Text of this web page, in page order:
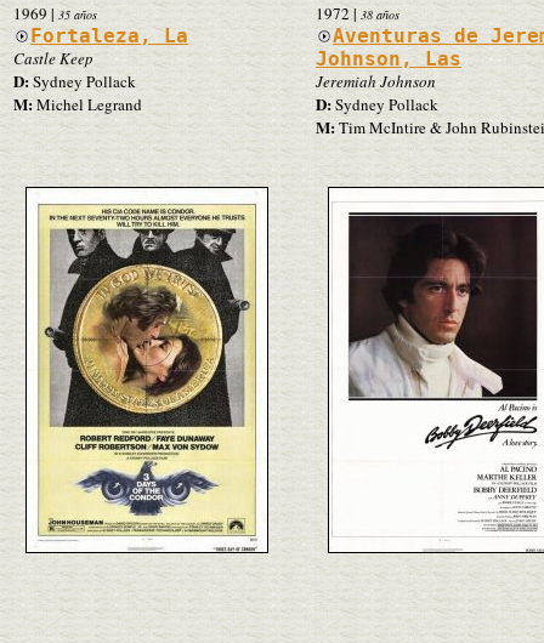
1969 | 35 años
Fortaleza, La
Castle Keep
D:Sydney Pollack
M: Michel Legrand
1972 | 38 años
Aventuras de
Johnson, Las
Jeremiah Johnson
D:Sydney Pollack
M:Tim McIntire & John